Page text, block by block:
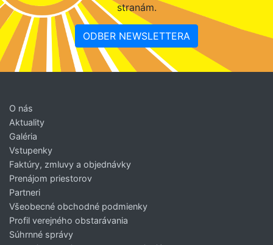
stranám.
ODBER NEWSLETTERA
O nás
Aktuality
Galéria
Vstupenky
Faktúry, zmluvy a objednávky
Prenájom priestorov
Partneri
Všeobecné obchodné podmienky
Profil verejného obstarávania
Súhrnné správy